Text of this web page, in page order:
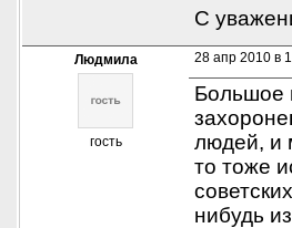
С
Людмила
гость
28 апр 2010 в
Большое
людей, и
то тоже
нибудь